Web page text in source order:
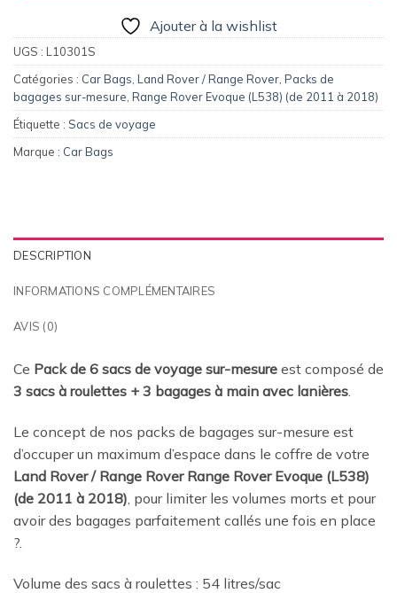
Ajouter à la wishlist
UGS : L10301S
Catégories : Car Bags Land Rover / Range Rover Packs de
bagages sur-mesure Range Rover Evoque (L538) (de 2011 à 2018)
Étiquette : Sacs de voyage
Marque : Car Bags
DESCRIPTION
INFORMATIONS COMPLÉMENTAIRES
AVIS (0)
Ce Pack de 6 sacs de voyage sur-mesure est composé de
3 sacs à roulettes + 3 bagages à main avec lanières.
Le concept de nos packs de bagages sur-mesure est
d’occuper un maximum d’espace dans le coffre de votre
Land Rover / Range Rover Range Rover Evoque (L538)
(de 2011 à 2018), pour limiter les volumes morts et pour
avoir des bagages parfaitement callés une fois en place
?.
Volume des sacs à roulettes : 54 litres/sac